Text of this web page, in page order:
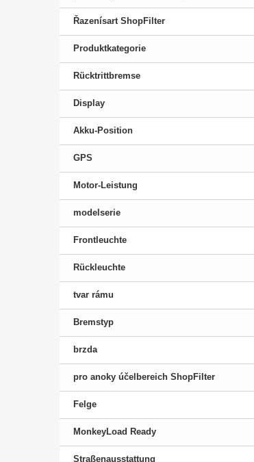
Řazenísart ShopFilter
Produktkategorie
Rücktrittbremse
Display
Akku-Position
GPS
Motor-Leistung
modelserie
Frontleuchte
Rückleuchte
tvar rámu
Bremstyp
brzda
pro anoky účelbereich ShopFilter
Felge
MonkeyLoad Ready
Straßenausstattung